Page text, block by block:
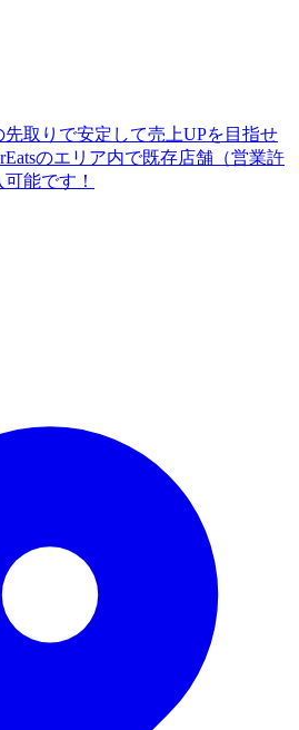
取りで安定して売上UPを目指せ
のエリア内で既存店舗（営業許
能です！